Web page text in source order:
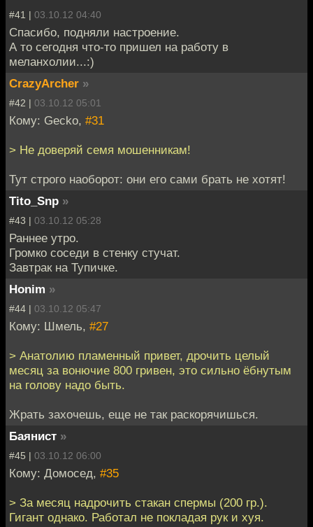
#41 | 03.10.12 04:40
Спасибо, подняли настроение.
А то сегодня что-то пришел на работу в
меланхолии...:)
CrazyArcher »
#42 | 03.10.12 05:01
Кому: Gecko, #31
> Не доверяй семя мошенникам!
Тут строго наоборот: они его сами брать не хотят!
Tito_Snp »
#43 | 03.10.12 05:28
Раннее утро.
Громко соседи в стенку стучат.
Завтрак на Тупичке.
Honim »
#44 | 03.10.12 05:47
Кому: Шмель, #27
> Анатолию пламенный привет, дрочить целый
месяц за вонючие 800 гривен, это сильно ёбнутым
на голову надо быть.
Жрать захочешь, еще не так раскорячишься.
Баянист »
#45 | 03.10.12 06:00
Кому: Домосед, #35
> За месяц надрочить стакан спермы (200 гр.).
Гигант однако. Работал не покладая рук и хуя.